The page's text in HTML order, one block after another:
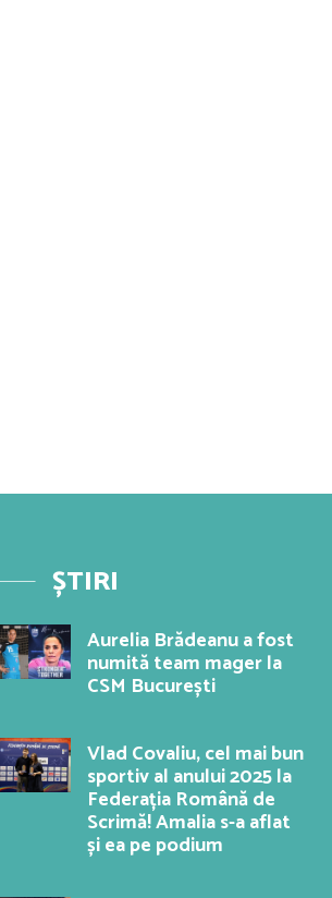
ȘTIRI
Aurelia Brădeanu a fost
numită team mager la
CSM București
Vlad Covaliu, cel mai bun
sportiv al anului 2025 la
Federația Română de
Scrimă! Amalia s-a aflat
și ea pe podium